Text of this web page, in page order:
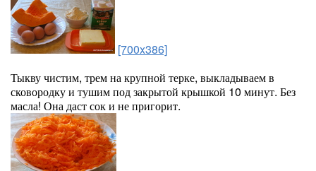
[700x386]
Тыкву чистим, трем на крупной терке, выкладываем в
сковородку и тушим под закрытой крышкой 10 минут. Без
масла! Она даст сок и не пригорит.